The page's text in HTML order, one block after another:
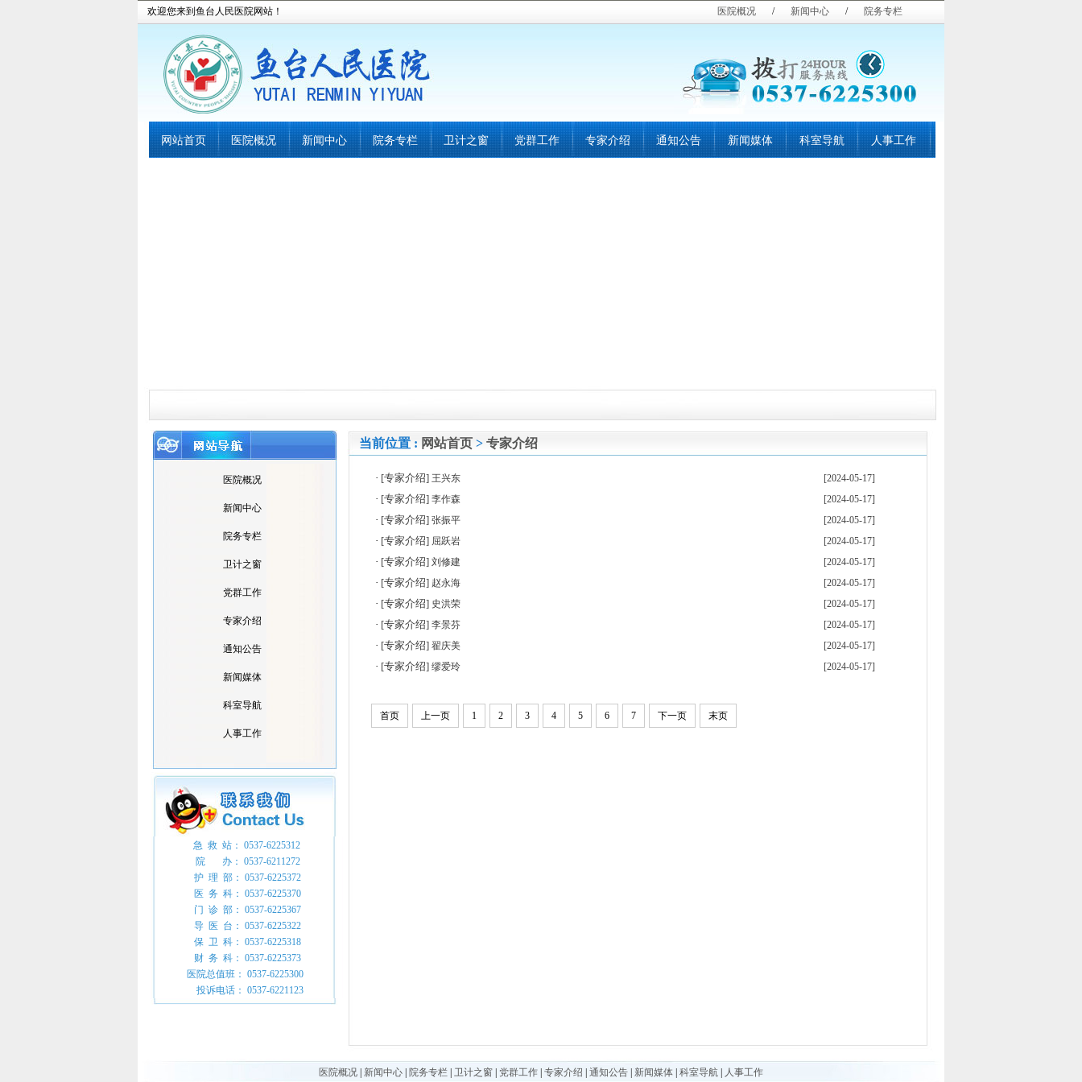
欢迎您来到鱼台人民医院网站！ 医院概况 / 新闻中心 / 院务专栏
网站首页 医院概况 新闻中心 院务专栏 卫计之窗 党群工作 专家介绍 通知公告 新闻媒体 科室导航 人事工作
医院概况
新闻中心
院务专栏
卫计之窗
党群工作
专家介绍
通知公告
新闻媒体
科室导航
人事工作
急 救 站： 0537-6225312
院 办： 0537-6211272
护 理 部： 0537-6225372
医 务 科： 0537-6225370
门 诊 部： 0537-6225367
导 医 台： 0537-6225322
保 卫 科： 0537-6225318
财 务 科： 0537-6225373
医院总值班： 0537-6225300
投诉电话： 0537-6221123
当前位置 : 网站首页 > 专家介绍
· [专家介绍] 王兴东 [2024-05-17]
· [专家介绍] 李作森 [2024-05-17]
· [专家介绍] 张振平 [2024-05-17]
· [专家介绍] 屈跃岩 [2024-05-17]
· [专家介绍] 刘修建 [2024-05-17]
· [专家介绍] 赵永海 [2024-05-17]
· [专家介绍] 史洪荣 [2024-05-17]
· [专家介绍] 李景芬 [2024-05-17]
· [专家介绍] 翟庆美 [2024-05-17]
· [专家介绍] 缪爱玲 [2024-05-17]
首页 上一页 1 2 3 4 5 6 7 下一页 末页
医院概况 新闻中心 院务专栏 卫计之窗 党群工作 专家介绍 通知公告 新闻媒体 科室导航 人事工作